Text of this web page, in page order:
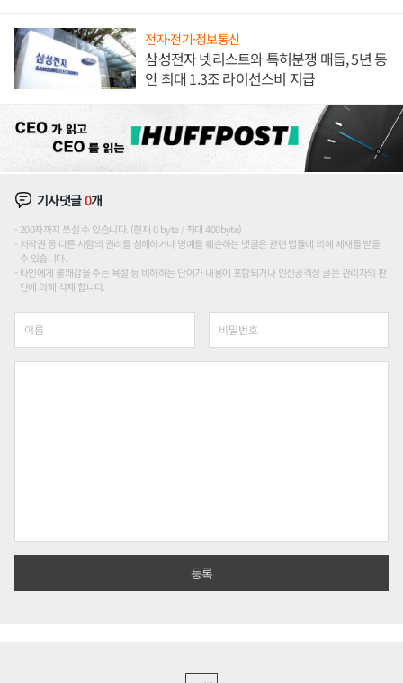
전자·전기·정보통신
삼성전자 넷리스트와 특허분쟁 매듭, 5년 동
안 최대 1.3조 라이선스비 지급
기사댓글0개
200자까지 쓰실 수 있습니다. (현재 0 byte / 최대 400byte)
저작권 등 다른 사람의 권리를 침해하거나 명예를 훼손하는 댓글은 관련 법률에 의해 제재를 받을
수 있습니다.
타인에게 불쾌감을 주는 욕설 등 비하하는 단어가 내용에 포함되거나 인신공격성 글은 관리자의 판
단에 의해 삭제 합니다.